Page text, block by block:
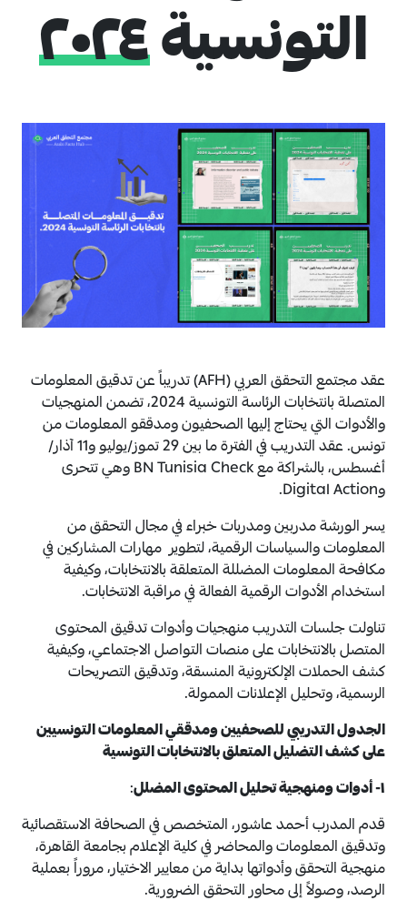
التونسية٢٠٢٤
عقد مجتمع التحقق العربي (AFH) تدريباً عن تدقيق المعلومات
المتصلة بانتخابات الرئاسة التونسية 2024، تضمن المنهجيات
والأدوات التي يحتاج إليها الصحفيون ومدققو المعلومات من
تونس. عقد التدريب في الفترة ما بين 29 تموز/يوليو و11 آذار/
أغسطس، بالشراكة مع BN Tunisia Check وهي تتحرى
وDigital Action.
يسر الورشة مدربين ومدربات خبراء في مجال التحقق من
المعلومات والسياسات الرقمية، لتطوير مهارات المشاركين في
مكافحة المعلومات المضللة المتعلقة بالانتخابات، وكيفية
استخدام الأدوات الرقمية الفعالة في مراقبة الانتخابات.
تناولت جلسات التدريب منهجيات وأدوات تدقيق المحتوى
المتصل بالانتخابات على منصات التواصل الاجتماعي، وكيفية
كشف الحملات الإلكترونية المنسقة، وتدقيق التصريحات
الرسمية، وتحليل الإعلانات الممولة.
الجدول التدريبي للصحفيين ومدققي المعلومات التونسيين
على كشف التضليل المتعلق بالانتخابات التونسية
١- أدوات ومنهجية تحليل المحتوى المضلل
:
قدم المدرب أحمد عاشور، المتخصص في الصحافة الاستقصائية
وتدقيق المعلومات والمحاضر في كلية الإعلام بجامعة القاهرة،
منهجية التحقق وأدواتها بداية من معايير الاختيار، مروراً بعملية
الرصد، وصولاً إلى محاور التحقق الضرورية.